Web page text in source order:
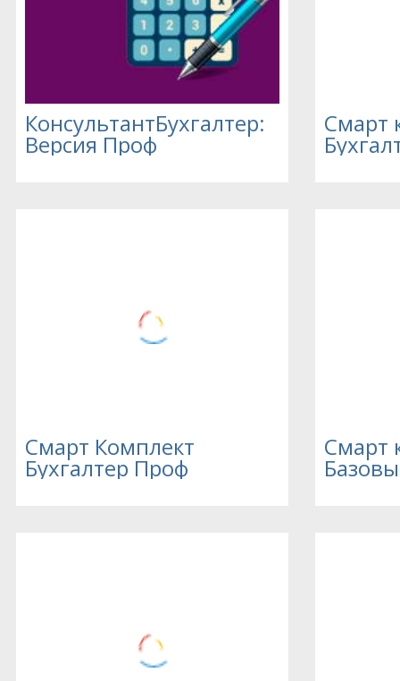
КонсультантБухгалтер:
Версия Проф
Смарт
Смарт Комплект
Бухгалтер Проф
Смарт